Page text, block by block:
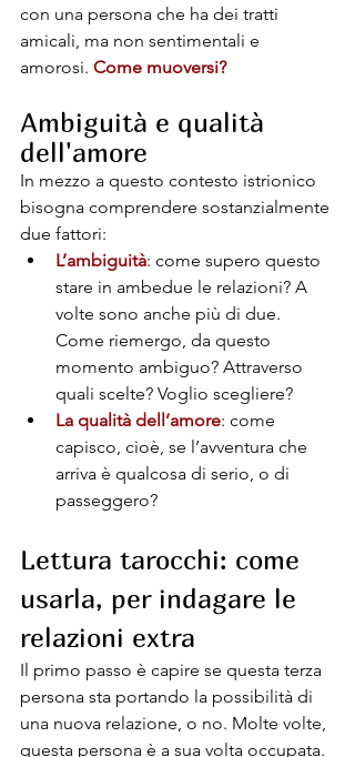
con una persona che ha dei tratti
amicali, ma non sentimentali e
amorosi. Come muoversi?
Ambiguità e qualità
dell'amore
In mezzo a questo contesto istrionico
bisogna comprendere sostanzialmente
due fattori:
L’ambiguità: come supero questo
stare in ambedue le relazioni? A
volte sono anche più di due.
Come riemergo, da questo
momento ambiguo? Attraverso
quali scelte? Voglio scegliere?
La qualità dell’amore: come
capisco, cioè, se l’avventura che
arriva è qualcosa di serio, o di
passeggero?
Lettura tarocchi: come
usarla, per indagare le
relazioni extra
Il primo passo è capire se questa terza
persona sta portando la possibilità di
una nuova relazione, o no. Molte volte,
questa persona è a sua volta occupata.